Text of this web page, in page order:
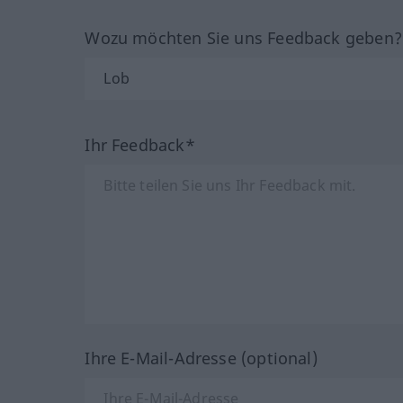
Wozu möchten Sie uns Feedback
Ihr Feedback*
Ihre E-Mail-Adresse (optional)